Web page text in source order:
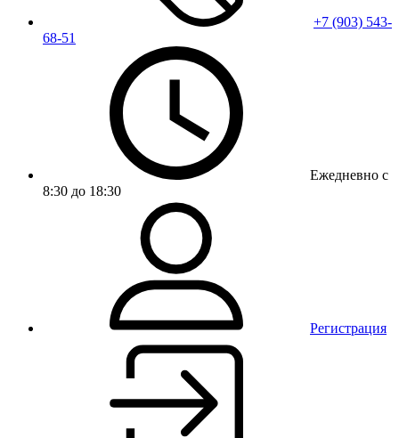
+7 (903) 543-
68-51
Ежедневно с
8:30 до 18:30
Регистрация